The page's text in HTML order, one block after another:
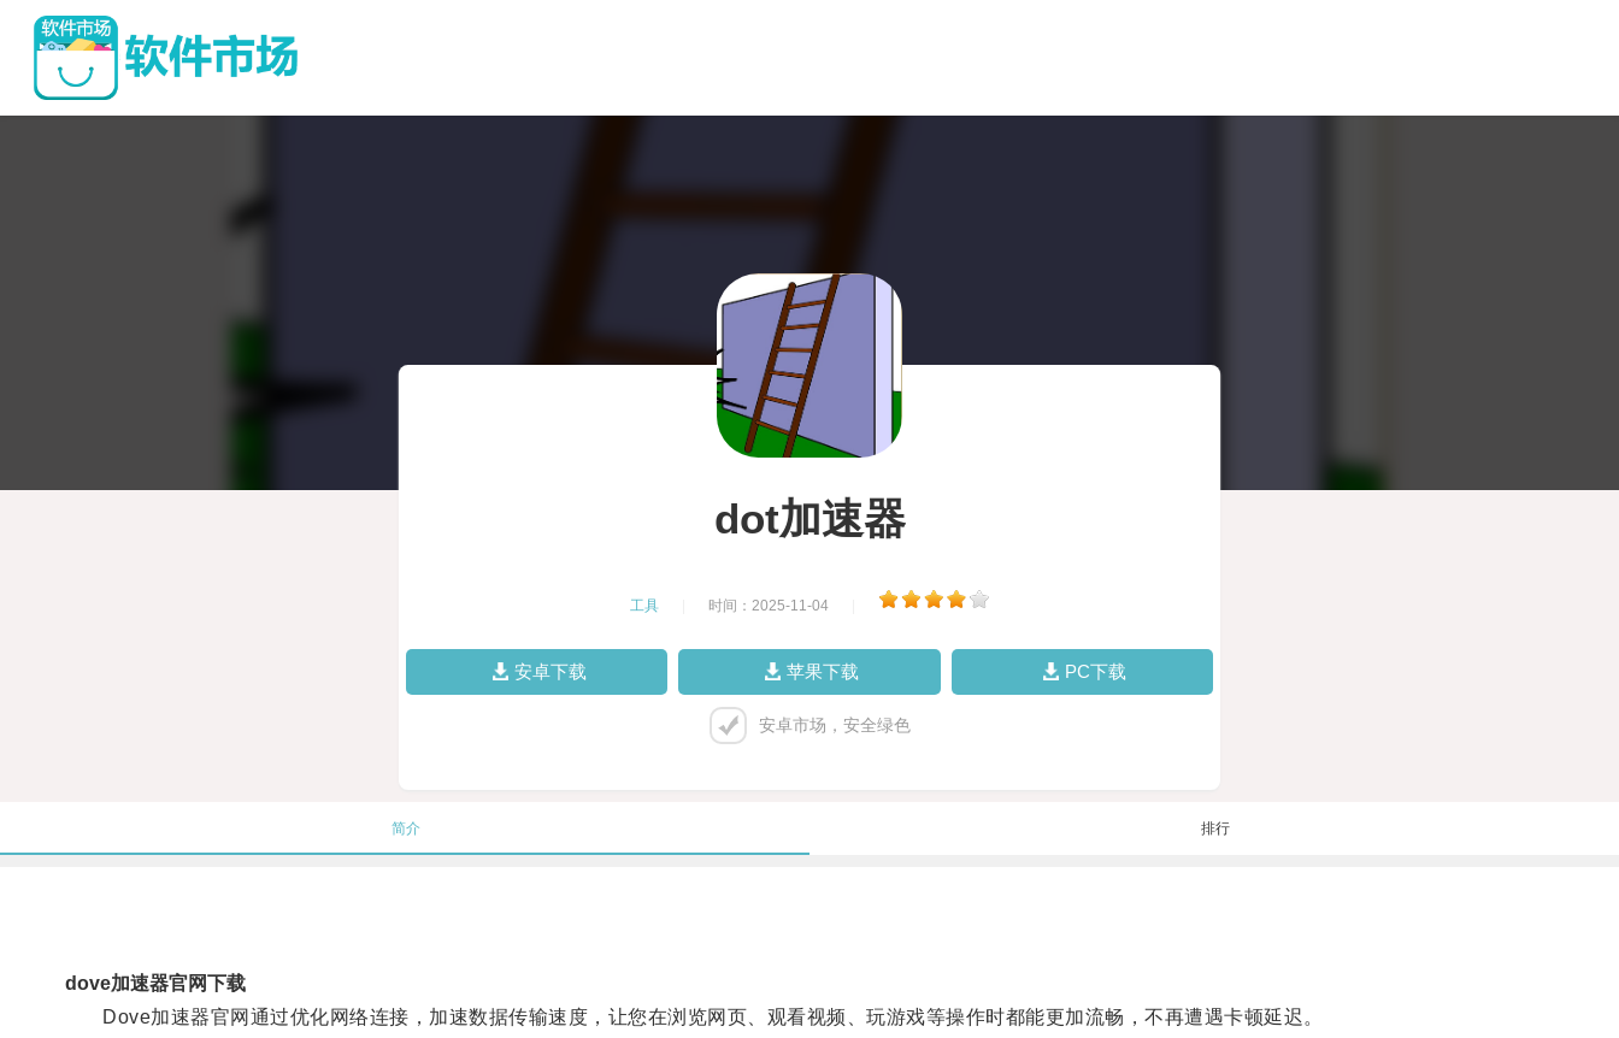
dot加速器
工具 时间：2025-11-04
安卓下载 苹果下载 PC下载
安卓市场，安全绿色
简介 排行
dove加速器官网下载
Dove加速器官网通过优化网络连接，加速数据传输速度，让您在浏览网页、观看视频、玩游戏等操作时都能更加流畅，不再遭遇卡顿延迟。